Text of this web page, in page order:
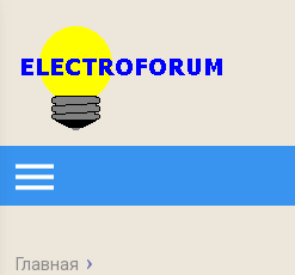
Главная